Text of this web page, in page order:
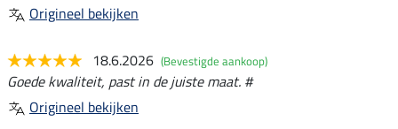
Origineel bekijken
18.6.2026 (Bevestigde aankoop)
Goede kwaliteit, past in de juiste maat. #
Origineel bekijken